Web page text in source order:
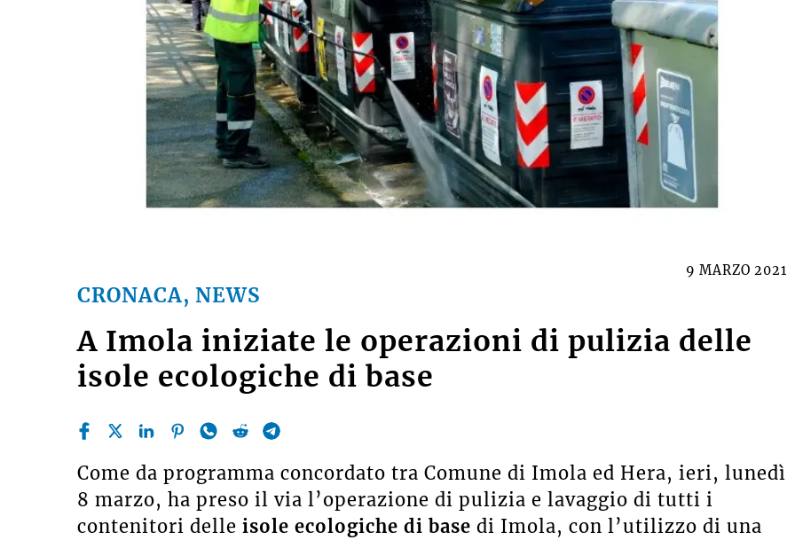
CRONACA, NEWS
9 MARZO 2021
A Imola iniziate le operazioni di pulizia delle
isole ecologiche di base
Come da programma concordato tra Comune di Imola ed Hera, ieri, lunedì
8 marzo, ha preso il via l’operazione di pulizia e lavaggio di tutti i
contenitori delle isole ecologiche di base di Imola, con l’utilizzo di una